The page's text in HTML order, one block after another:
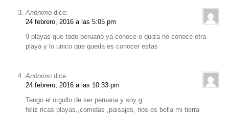
Anónimo dice:
24 febrero, 2016 a las 5:05 pm
9 playas que todo peruano ya conoce o quiza no conoce otra
playa y lo unico que queda es conocer estas
Anónimo dice:
24 febrero, 2016 a las 10:33 pm
Tengo el orgullo de ser peruana y soy g
feliz ricas playas.,comidas ,paisajes, rios es bella mi tierra